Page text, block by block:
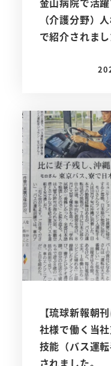
（介護分野）
で紹介されまし
投
【琉球新報朝
社様で働く当
技能（バス運